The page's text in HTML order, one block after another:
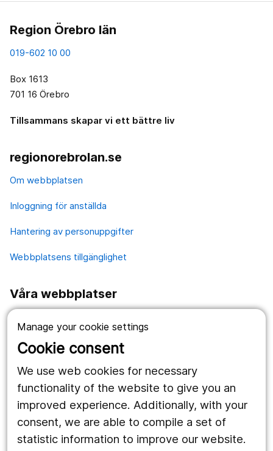
Manage your cookie settings
Cookie consent
We use web cookies for necessary
functionality of the website to give you an
improved experience. Additionally, with your
consent, we are able to compile a set of
statistic information to improve our website.
Region Örebro län
019-602 10 00
Box 1613
701 16 Örebro
Tillsammans skapar vi ett bättre liv
regionorebrolan.se
Om webbplatsen
Inloggning för anställda
Hantering av personuppgifter
Webbplatsens tillgänglighet
Våra webbplatser
Länstrafiken
Region Örebro län
Följ oss
Facebook